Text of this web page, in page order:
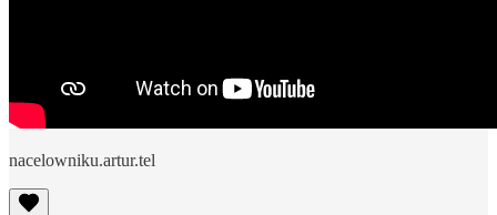
nacelowniku.artur.tel